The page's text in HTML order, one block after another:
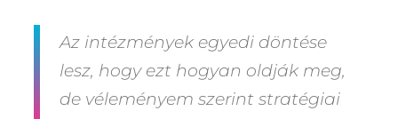
Az intézmények egyedi döntése
lesz, hogy ezt hogyan oldják meg,
de véleményem szerint stratégiai